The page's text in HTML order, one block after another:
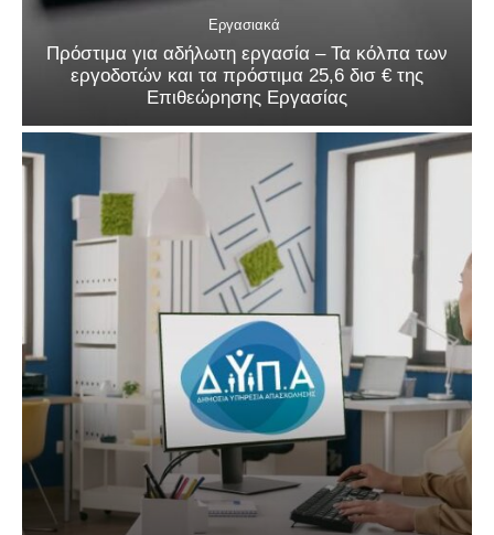
Εργασιακά
Πρόστιμα για αδήλωτη εργασία – Τα κόλπα των
εργοδοτών και τα πρόστιμα 25,6 δισ € της
Επιθεώρησης Εργασίας